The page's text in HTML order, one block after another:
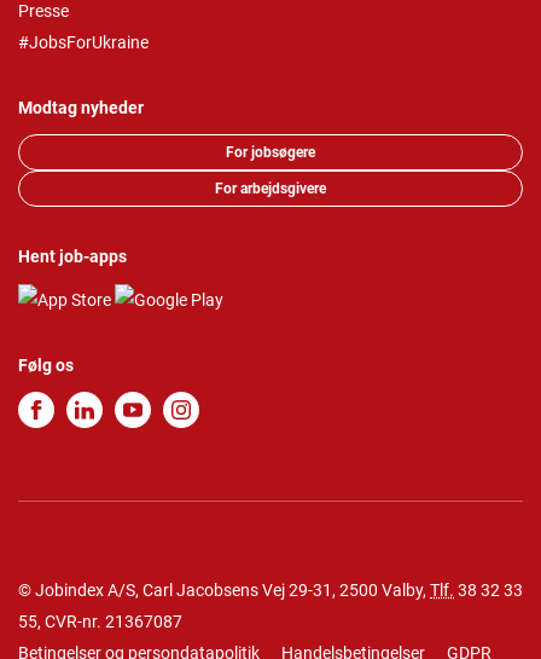
Presse
#JobsForUkraine
Modtag nyheder
For jobsøgere
For arbejdsgivere
Hent job-apps
Følg os
© Jobindex A/S, Carl Jacobsens Vej 29-31, 2500 Valby, Tlf. 38 32 33
55, CVR-nr. 21367087
Betingelser og persondatapolitik
Handelsbetingelser GDPR